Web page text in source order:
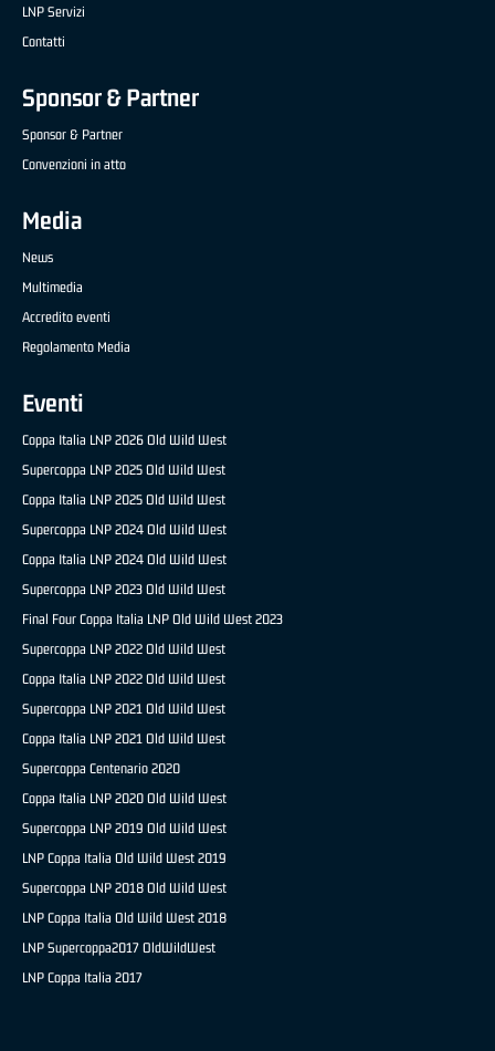
LNP Servizi
Contatti
Sponsor & Partner
Sponsor & Partner
Convenzioni in atto
Media
News
Multimedia
Accredito eventi
Regolamento Media
Eventi
Coppa Italia LNP 2026 Old Wild West
Supercoppa LNP 2025 Old Wild West
Coppa Italia LNP 2025 Old Wild West
Supercoppa LNP 2024 Old Wild West
Coppa Italia LNP 2024 Old Wild West
Supercoppa LNP 2023 Old Wild West
Final Four Coppa Italia LNP Old Wild West 2023
Supercoppa LNP 2022 Old Wild West
Coppa Italia LNP 2022 Old Wild West
Supercoppa LNP 2021 Old Wild West
Coppa Italia LNP 2021 Old Wild West
Supercoppa Centenario 2020
Coppa Italia LNP 2020 Old Wild West
Supercoppa LNP 2019 Old Wild West
LNP Coppa Italia Old Wild West 2019
Supercoppa LNP 2018 Old Wild West
LNP Coppa Italia Old Wild West 2018
LNP Supercoppa2017 OldWildWest
LNP Coppa Italia 2017